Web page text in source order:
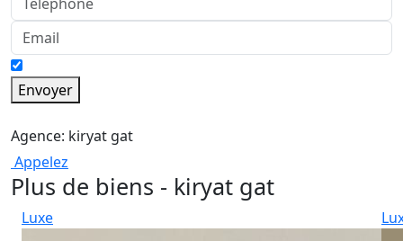
Envoyer
Agence: kiryat gat
Appelez
Plus de biens - kiryat gat
Luxe